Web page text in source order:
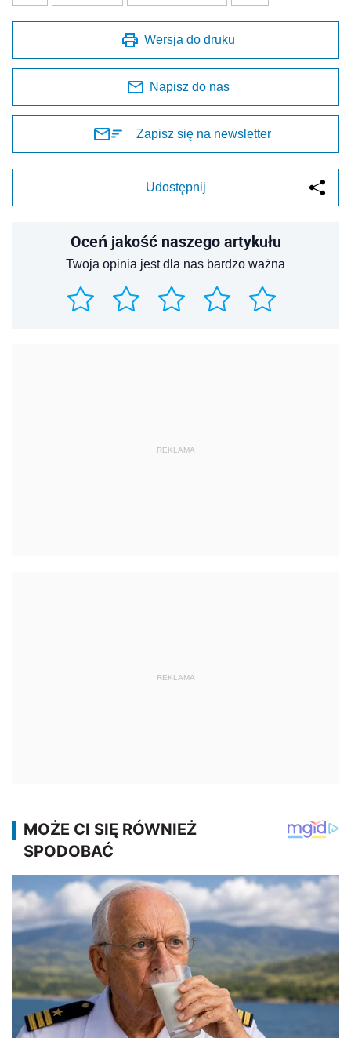
Wersja do druku
Napisz do nas
Zapisz się na newsletter
Udostępnij
Oceń jakość naszego artykułu
Twoja opinia jest dla nas bardzo ważna
REKLAMA
REKLAMA